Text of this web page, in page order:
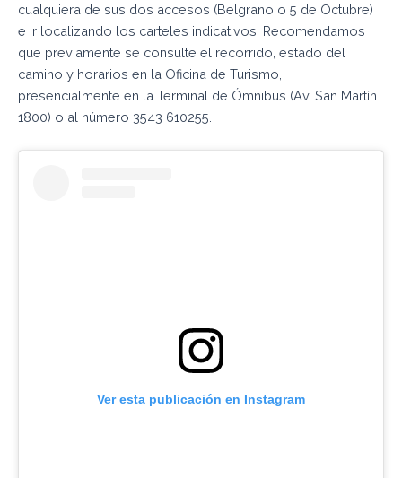
cualquiera de sus dos accesos (Belgrano o 5 de Octubre)
e ir localizando los carteles indicativos. Recomendamos
que previamente se consulte el recorrido, estado del
camino y horarios en la Oficina de Turismo,
presencialmente en la Terminal de Ómnibus (Av. San Martín
1800) o al número 3543 610255.
Ver esta publicación en Instagram